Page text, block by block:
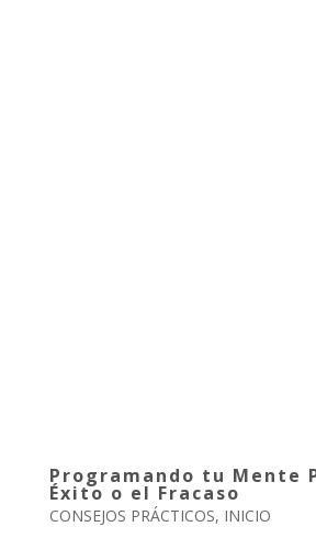
Programando tu Mente
Éxito o el Fracaso
CONSEJOS PRÁCTICOS, INICIO